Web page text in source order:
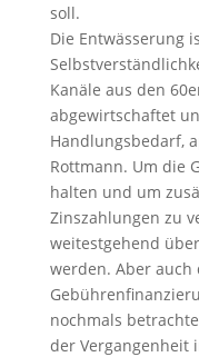
soll.
Die Entwässerung
Kanäle aus den
abgewirtschaftet
Handlungsbedarf,
Rottmann. Um die
halten und um
Zinszahlungen zu
weitestgehend
werden. Aber
nochmals
der Vergangenheit